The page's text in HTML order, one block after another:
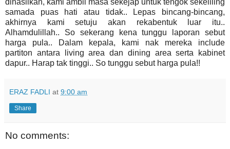
dihasilkan, kami ambil masa sekejap untuk tengok sekeliling
samada puas hati atau tidak.. Lepas bincang-bincang,
akhirnya kami setuju akan rekabentuk luar itu..
Alhamdulillah.. So sekerang kena tunggu laporan sebut
harga pula.. Dalam kepala, kami nak mereka include
partiton antara living area dan dining area serta kabinet
dapur.. Harap tak tinggi.. So tunggu sebut harga pula!!
ERAZ FADLI at 9:00 am
Share
No comments: